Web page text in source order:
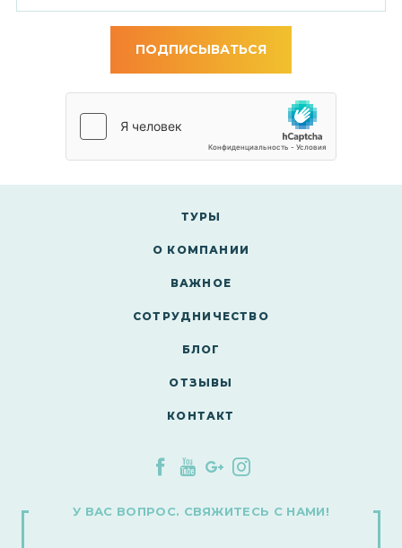
ПОДПИСЫВАТЬСЯ
ТУРЫ
О КОМПАНИИ
ВАЖНОЕ
СОТРУДНИЧЕСТВО
БЛОГ
ОТЗЫВЫ
КОНТАКТ
У ВАС ВОПРОС. СВЯЖИТЕСЬ С НАМИ!